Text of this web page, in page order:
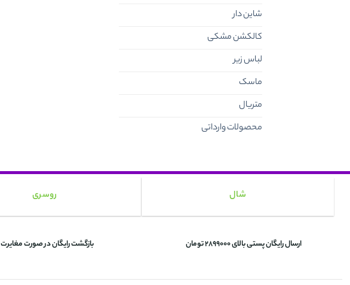
شاین دار
کالکشن مشکی
لباس زیر
ماسک
متریال
محصولات وارداتی
شال روسری
ارسال رایگان پستی بالای 2899000 تومان بازگشت رایگان در صورت مغایرت